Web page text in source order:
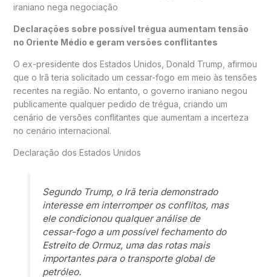
iraniano nega negociação
Declarações sobre possível trégua aumentam tensão
no Oriente Médio e geram versões conflitantes
O ex-presidente dos Estados Unidos, Donald Trump , afirmou
que o Irã teria solicitado um cessar-fogo em meio às tensões
recentes na região. No entanto, o governo iraniano negou
publicamente qualquer pedido de trégua, criando um
cenário de versões conflitantes que aumentam a incerteza
no cenário internacional.
Declaração dos Estados Unidos
Segundo Trump, o Irã teria demonstrado
interesse em interromper os conflitos, mas
ele condicionou qualquer análise de
cessar-fogo a um possível fechamento do
Estreito de Ormuz, uma das rotas mais
importantes para o transporte global de
petróleo.